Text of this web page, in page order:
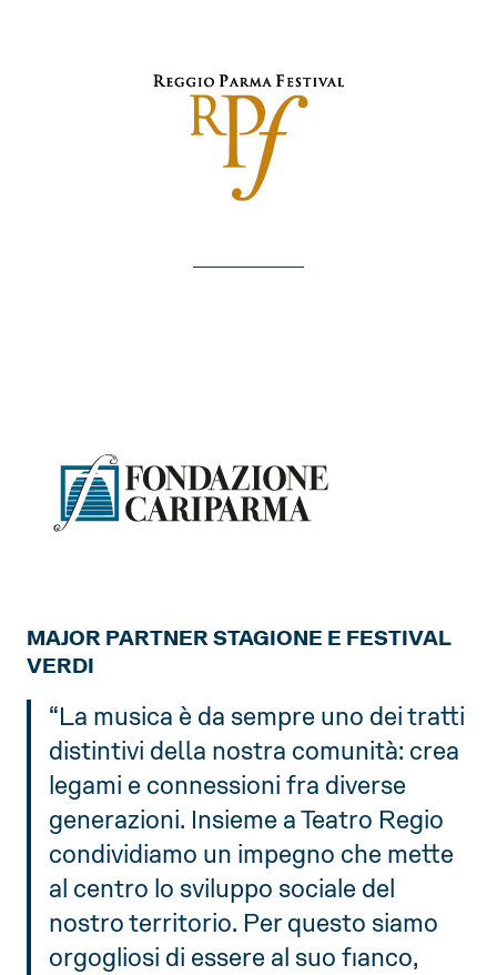
MAJOR PARTNER STAGIONE E FESTIVAL
VERDI
“La musica è da sempre uno dei tratti
distintivi della nostra comunità: crea
legami e connessioni fra diverse
generazioni. Insieme a Teatro Regio
condividiamo un impegno che mette
al centro lo sviluppo sociale del
nostro territorio. Per questo siamo
orgogliosi di essere al suo fianco,